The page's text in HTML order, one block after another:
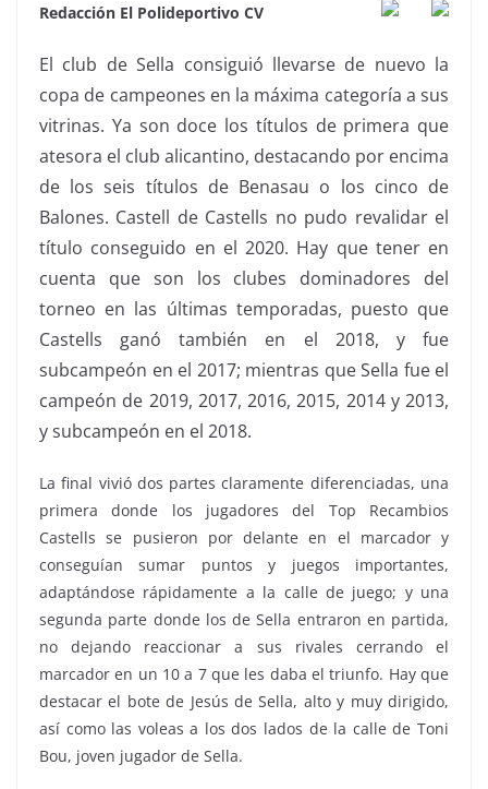
Redacción El Polideportivo CV
El club de Sella consiguió llevarse de nuevo la
copa de campeones en la máxima categoría a sus
vitrinas. Ya son doce los títulos de primera que
atesora el club alicantino, destacando por encima
de los seis títulos de Benasau o los cinco de
Balones. Castell de Castells no pudo revalidar el
título conseguido en el 2020. Hay que tener en
cuenta que son los clubes dominadores del
torneo en las últimas temporadas, puesto que
Castells ganó también en el 2018, y fue
subcampeón en el 2017; mientras que Sella fue el
campeón de 2019, 2017, 2016, 2015, 2014 y 2013,
y subcampeón en el 2018.
La final vivió dos partes claramente diferenciadas, una
primera donde los jugadores del Top Recambios
Castells se pusieron por delante en el marcador y
conseguían sumar puntos y juegos importantes,
adaptándose rápidamente a la calle de juego; y una
segunda parte donde los de Sella entraron en partida,
no dejando reaccionar a sus rivales cerrando el
marcador en un 10 a 7 que les daba el triunfo. Hay que
destacar el bote de Jesús de Sella, alto y muy dirigido,
así como las voleas a los dos lados de la calle de Toni
Bou, joven jugador de Sella.